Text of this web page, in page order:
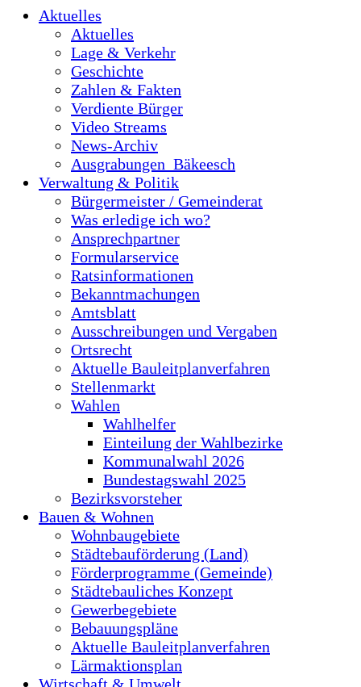
Aktuelles
Aktuelles
Lage & Verkehr
Geschichte
Zahlen & Fakten
Verdiente Bürger
Video Streams
News-Archiv
Ausgrabungen_Bäkeesch
Verwaltung & Politik
Bürgermeister / Gemeinderat
Was erledige ich wo?
Ansprechpartner
Formularservice
Ratsinformationen
Bekanntmachungen
Amtsblatt
Ausschreibungen und Vergaben
Ortsrecht
Aktuelle Bauleitplanverfahren
Stellenmarkt
Wahlen
Wahlhelfer
Einteilung der Wahlbezirke
Kommunalwahl 2026
Bundestagswahl 2025
Bezirksvorsteher
Bauen & Wohnen
Wohnbaugebiete
Städtebauförderung (Land)
Förderprogramme (Gemeinde)
Städtebauliches Konzept
Gewerbegebiete
Bebauungspläne
Aktuelle Bauleitplanverfahren
Lärmaktionsplan